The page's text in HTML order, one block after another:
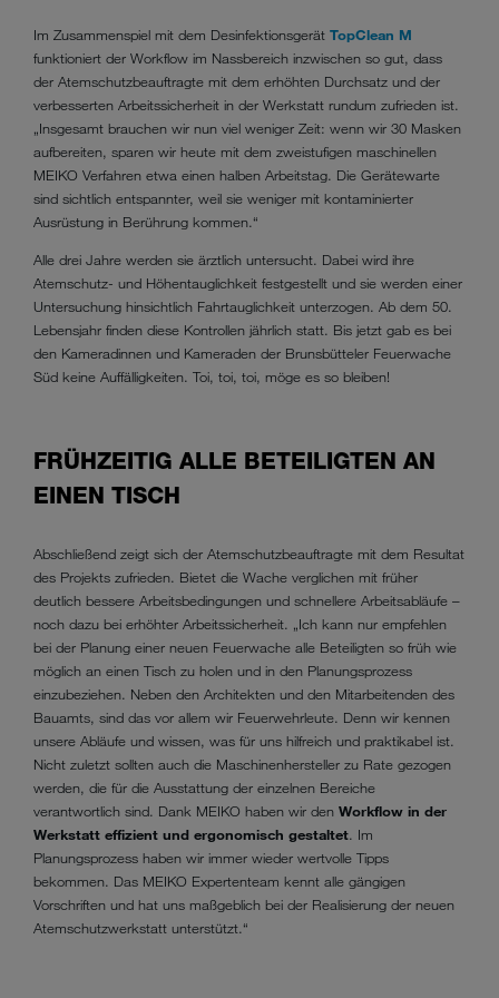
Im Zusammenspiel mit dem Desinfektionsgerät TopClean M
funktioniert der Workflow im Nassbereich inzwischen so gut, dass
der Atemschutzbeauftragte mit dem erhöhten Durchsatz und der
verbesserten Arbeitssicherheit in der Werkstatt rundum zufrieden ist.
„Insgesamt brauchen wir nun viel weniger Zeit: wenn wir 30 Masken
aufbereiten, sparen wir heute mit dem zweistufigen maschinellen
MEIKO Verfahren etwa einen halben Arbeitstag. Die Gerätewarte
sind sichtlich entspannter, weil sie weniger mit kontaminierter
Ausrüstung in Berührung kommen.“
Alle drei Jahre werden sie ärztlich untersucht. Dabei wird ihre
Atemschutz- und Höhentauglichkeit festgestellt und sie werden einer
Untersuchung hinsichtlich Fahrtauglichkeit unterzogen. Ab dem 50.
Lebensjahr finden diese Kontrollen jährlich statt. Bis jetzt gab es bei
den Kameradinnen und Kameraden der Brunsbütteler Feuerwache
Süd keine Auffälligkeiten. Toi, toi, toi, möge es so bleiben!
FRÜHZEITIG ALLE BETEILIGTEN AN
EINEN TISCH
Abschließend zeigt sich der Atemschutzbeauftragte mit dem Resultat
des Projekts zufrieden. Bietet die Wache verglichen mit früher
deutlich bessere Arbeitsbedingungen und schnellere Arbeitsabläufe –
noch dazu bei erhöhter Arbeitssicherheit. „Ich kann nur empfehlen
bei der Planung einer neuen Feuerwache alle Beteiligten so früh wie
möglich an einen Tisch zu holen und in den Planungsprozess
einzubeziehen. Neben den Architekten und den Mitarbeitenden des
Bauamts, sind das vor allem wir Feuerwehrleute. Denn wir kennen
unsere Abläufe und wissen, was für uns hilfreich und praktikabel ist.
Nicht zuletzt sollten auch die Maschinenhersteller zu Rate gezogen
werden, die für die Ausstattung der einzelnen Bereiche
verantwortlich sind. Dank MEIKO haben wir den Workflow in der
Werkstatt effizient und ergonomisch gestaltet. Im
Planungsprozess haben wir immer wieder wertvolle Tipps
bekommen. Das MEIKO Expertenteam kennt alle gängigen
Vorschriften und hat uns maßgeblich bei der Realisierung der neuen
Atemschutzwerkstatt unterstützt.“